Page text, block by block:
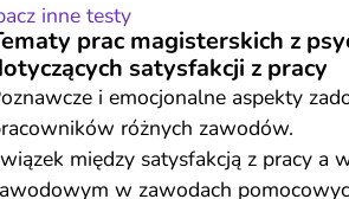
inne testy
prac magisterskich z
satysfakcji z pracy
i emocjonalne aspekty
różnych zawodów.
między satysfakcją z pracy a
w zawodach